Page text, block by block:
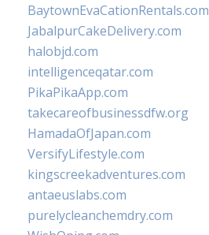
BaytownEvaCationRentals.com
JabalpurCakeDelivery.com
halobjd.com
intelligenceqatar.com
PikaPikaApp.com
takecareofbusinessdfw.org
HamadaOfJapan.com
VersifyLifestyle.com
kingscreekadventures.com
antaeuslabs.com
purelycleanchemdry.com